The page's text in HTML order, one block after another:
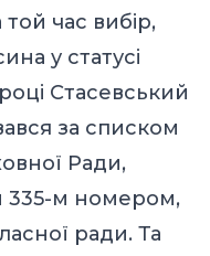
час вибір,
у статусі
Стасевський
за списком
Ради,
335-м номером,
ради. Та